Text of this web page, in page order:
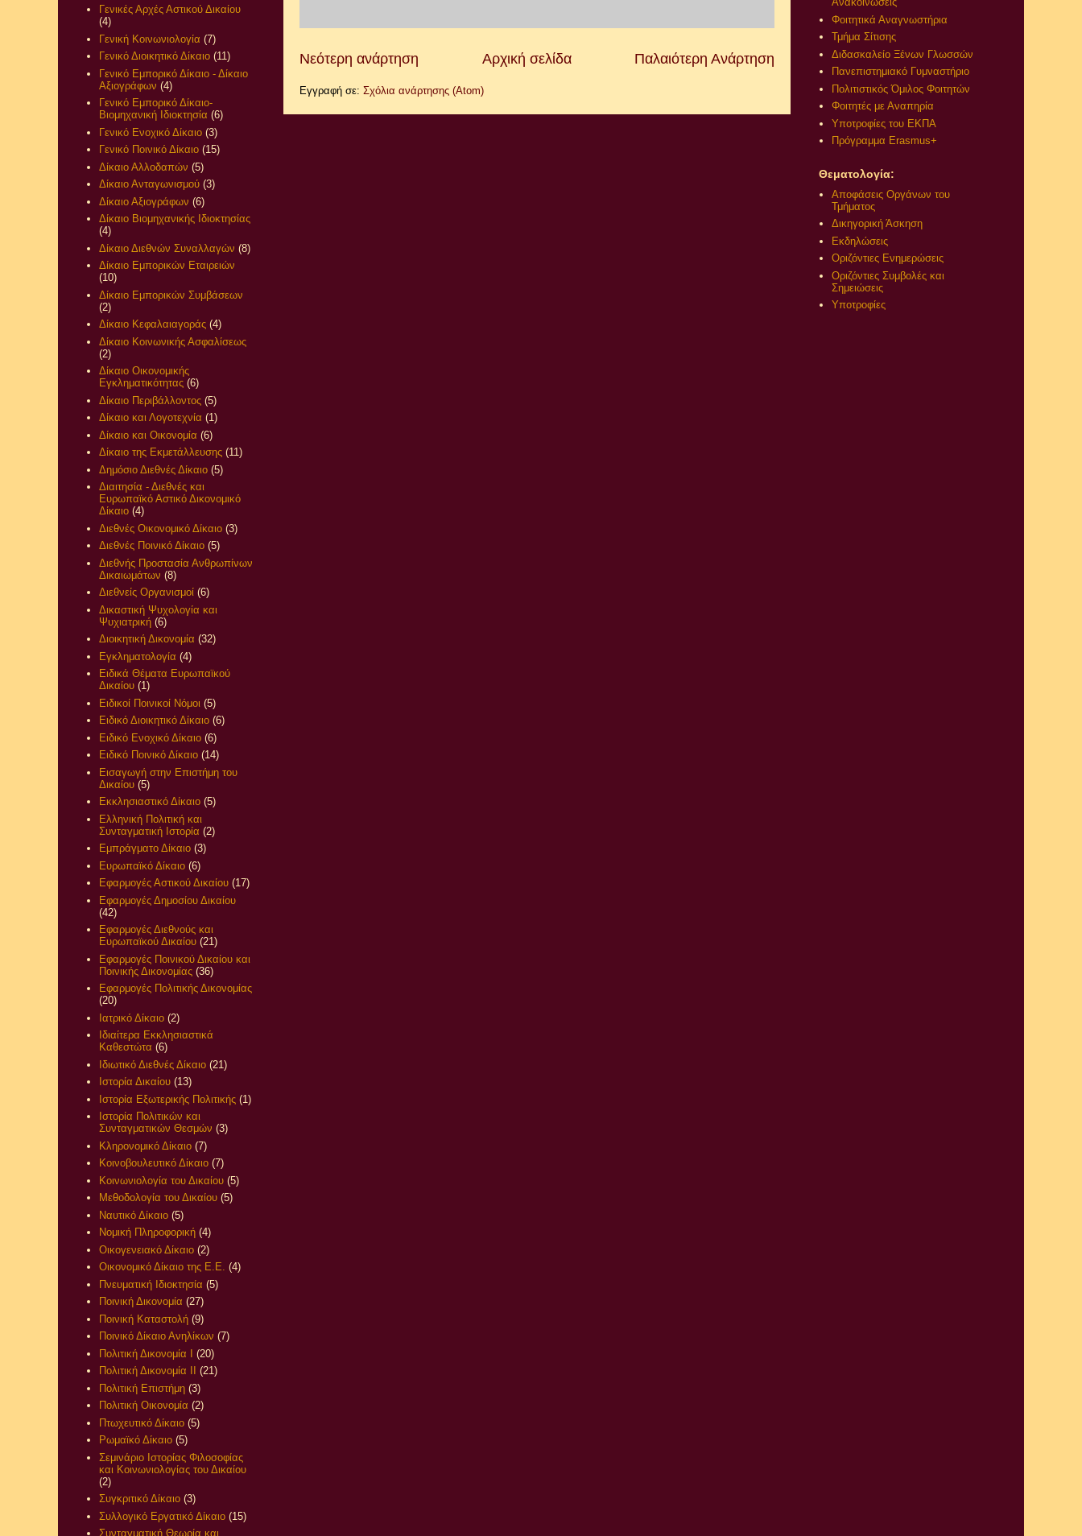
Νεότερη ανάρτηση Παλαιότερη Ανάρτηση
Αρχική σελίδα
Εγγραφή σε: Σχόλια ανάρτησης (Atom)
Γενικές Αρχές Αστικού Δικαίου
(4)
Γενική Κοινωνιολογία (7)
Γενικό Διοικητικό Δίκαιο (11)
Γενικό Εμπορικό Δίκαιο - Δίκαιο
Αξιογράφων (4)
Γενικό Εμπορικό Δίκαιο-
Βιομηχανική Ιδιοκτησία (6)
Γενικό Ενοχικό Δίκαιο (3)
Γενικό Ποινικό Δίκαιο (15)
Δίκαιο Αλλοδαπών (5)
Δίκαιο Ανταγωνισμού (3)
Δίκαιο Αξιογράφων (6)
Δίκαιο Βιομηχανικής Ιδιοκτησίας
(4)
Δίκαιο Διεθνών Συναλλαγών (8)
Δίκαιο Εμπορικών Εταιρειών
(10)
Δίκαιο Εμπορικών Συμβάσεων
(2)
Δίκαιο Κεφαλαιαγοράς (4)
Δίκαιο Κοινωνικής Ασφαλίσεως
(2)
Δίκαιο Οικονομικής
Εγκληματικότητας (6)
Δίκαιο Περιβάλλοντος (5)
Δίκαιο και Λογοτεχνία (1)
Δίκαιο και Οικονομία (6)
Δίκαιο της Εκμετάλλευσης (11)
Δημόσιο Διεθνές Δίκαιο (5)
Διαιτησία - Διεθνές και
Ευρωπαϊκό Αστικό Δικονομικό
Δίκαιο (4)
Διεθνές Οικονομικό Δίκαιο (3)
Διεθνές Ποινικό Δίκαιο (5)
Διεθνής Προστασία Ανθρωπίνων
Δικαιωμάτων (8)
Διεθνείς Οργανισμοί (6)
Δικαστική Ψυχολογία και
Ψυχιατρική (6)
Διοικητική Δικονομία (32)
Εγκληματολογία (4)
Ειδικά Θέματα Ευρωπαϊκού
Δικαίου (1)
Ειδικοί Ποινικοί Νόμοι (5)
Ειδικό Διοικητικό Δίκαιο (6)
Ειδικό Ενοχικό Δίκαιο (6)
Ειδικό Ποινικό Δίκαιο (14)
Εισαγωγή στην Επιστήμη του
Δικαίου (5)
Εκκλησιαστικό Δίκαιο (5)
Ελληνική Πολιτική και
Συνταγματική Ιστορία (2)
Εμπράγματο Δίκαιο (3)
Ευρωπαϊκό Δίκαιο (6)
Εφαρμογές Αστικού Δικαίου (17)
Εφαρμογές Δημοσίου Δικαίου
(42)
Εφαρμογές Διεθνούς και
Ευρωπαϊκού Δικαίου (21)
Εφαρμογές Ποινικού Δικαίου και
Ποινικής Δικονομίας (36)
Εφαρμογές Πολιτικής Δικονομίας
(20)
Ιατρικό Δίκαιο (2)
Ιδιαίτερα Εκκλησιαστικά
Καθεστώτα (6)
Ιδιωτικό Διεθνές Δίκαιο (21)
Ιστορία Δικαίου (13)
Ιστορία Εξωτερικής Πολιτικής (1)
Ιστορία Πολιτικών και
Συνταγματικών Θεσμών (3)
Κληρονομικό Δίκαιο (7)
Κοινοβουλευτικό Δίκαιο (7)
Κοινωνιολογία του Δικαίου (5)
Μεθοδολογία του Δικαίου (5)
Ναυτικό Δίκαιο (5)
Νομική Πληροφορική (4)
Οικογενειακό Δίκαιο (2)
Οικονομικό Δίκαιο της Ε.Ε. (4)
Πνευματική Ιδιοκτησία (5)
Ποινική Δικονομία (27)
Ποινική Καταστολή (9)
Ποινικό Δίκαιο Ανηλίκων (7)
Πολιτική Δικονομία Ι
(20)
Πολιτική Δικονομία ΙΙ
(21)
Πολιτική Επιστήμη (3)
Πολιτική Οικονομία (2)
Πτωχευτικό Δίκαιο (5)
Ρωμαϊκό Δίκαιο (5)
Σεμινάριο Ιστορίας Φιλοσοφίας
και Κοινωνιολογίας του Δικαίου
(2)
Συγκριτικό Δίκαιο (3)
Συλλογικό Εργατικό Δίκαιο (15)
Συνταγματική Θεωρία και
Φοιτητικά Αναγνωστήρια
Τμήμα Σίτισης
Διδασκαλείο Ξένων Γλωσσών
Πανεπιστημιακό Γυμναστήριο
Πολιτιστικός Όμιλος Φοιτητών
Φοιτητές με Αναπηρία
Υποτροφίες του ΕΚΠΑ
Πρόγραμμα Erasmus+
Θεματολογία:
Αποφάσεις Οργάνων του
Τμήματος
Δικηγορική Άσκηση
Εκδηλώσεις
Οριζόντιες Ενημερώσεις
Οριζόντιες Συμβολές και
Σημειώσεις
Υποτροφίες